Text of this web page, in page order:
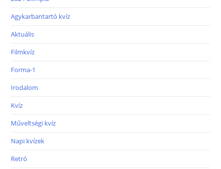
Agykarbantartó kvíz
Aktuális
Filmkvíz
Forma-1
Irodalom
Kvíz
Műveltségi kvíz
Napi kvízek
Retró